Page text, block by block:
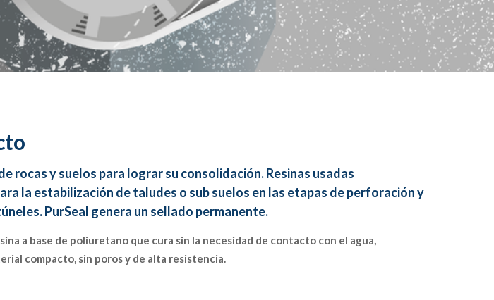
rocas y suelos para lograr su consolidación. Resinas usadas
la estabilización de taludes o sub suelos en las etapas de perforación y
PurSeal genera un sellado permanente.
a base de poliuretano que cura sin la necesidad de contacto con el agua,
compacto, sin poros y de alta resistencia.